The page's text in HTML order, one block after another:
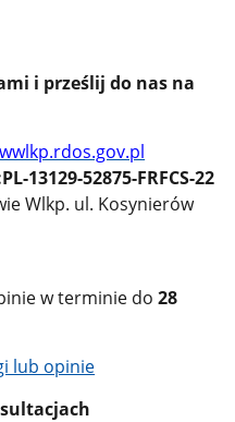
i prześlij do nas na
13129-52875-FRFCS-22
Wlkp. ul. Kosynierów
w terminie do28
lub opinie